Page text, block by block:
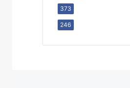
373
246